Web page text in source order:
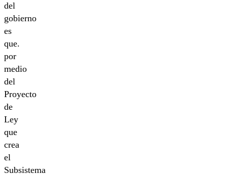
del
gobierno
es
que.
por
medio
del
Proyecto
de
Ley
que
crea
el
Subsistema